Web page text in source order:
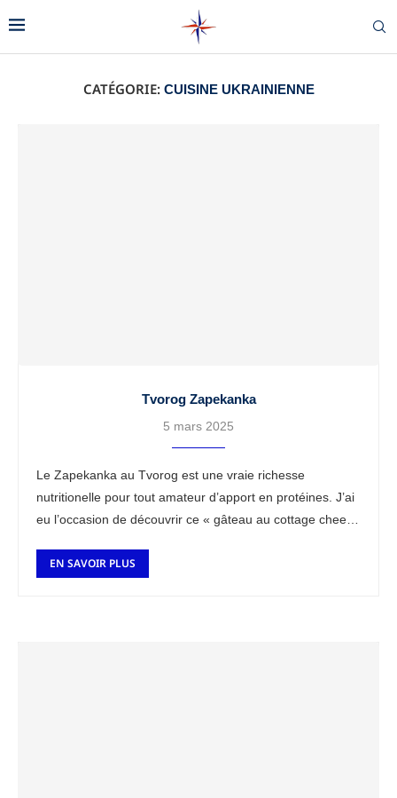
CATÉGORIE: CUISINE UKRAINIENNE
Tvorog Zapekanka
5 mars 2025
Le Zapekanka au Tvorog est une vraie richesse
nutritionelle pour tout amateur d’apport en protéines. J’ai
eu l’occasion de découvrir ce « gâteau au cottage cheese
EN SAVOIR PLUS